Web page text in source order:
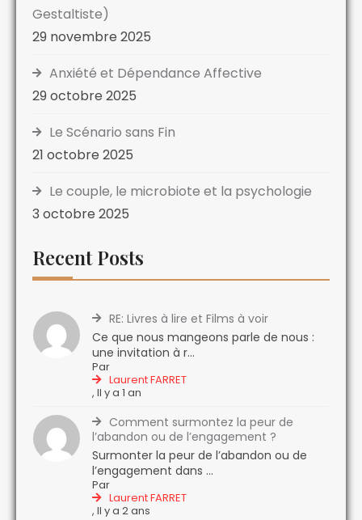
Gestaltiste)
29 novembre 2025
Anxiété et Dépendance Affective
29 octobre 2025
Le Scénario sans Fin
21 octobre 2025
Le couple, le microbiote et la psychologie
3 octobre 2025
Recent Posts
RE: Livres à lire et Films à voir
Ce que nous mangeons parle de nous :
une invitation à r...
Par
Laurent FARRET
,Il y a 1 an
Comment surmontez la peur de
l’abandon ou de l’engagement ?
Surmonter la peur de l’abandon ou de
l’engagement dans ...
Par
Laurent FARRET
,Il y a 2 ans